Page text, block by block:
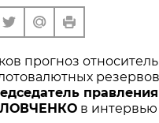
прогноз
в интервью